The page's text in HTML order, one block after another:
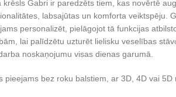
krēsls Gabri ir paredzēts tiem, kas novērtē
labsajūtas un komforta veiktspēju.
personalizēt, pielāgojot tā funkcijas
lai palīdzētu uzturēt lielisku veselības
noskaņojumu visas dienas garumā.
pieejams bez roku balstiem, ar 3D, 4D vai 5D